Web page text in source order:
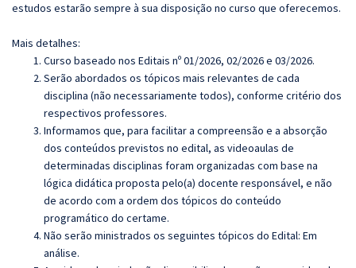
estudos estarão sempre à sua disposição no curso que oferecemos.
Mais detalhes:
Curso baseado nos Editais nº 01/2026, 02/2026 e 03/2026.
Serão abordados os tópicos mais relevantes de cada
disciplina (não necessariamente todos), conforme critério dos
respectivos professores.
Informamos que, para facilitar a compreensão e a absorção
dos conteúdos previstos no edital, as videoaulas de
determinadas disciplinas foram organizadas com base na
lógica didática proposta pelo(a) docente responsável, e não
de acordo com a ordem dos tópicos do conteúdo
programático do certame.
Não serão ministrados os seguintes tópicos do Edital: Em
análise.